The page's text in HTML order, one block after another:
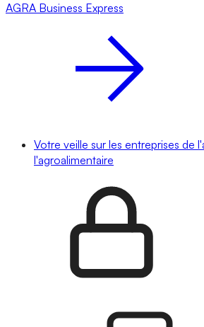
AGRA Business Express
Votre veille sur les entreprises de
l'agroalimentaire